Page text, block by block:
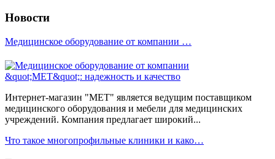
Новости
Медицинское оборудование от компании …
Интернет-магазин "МЕТ" является ведущим поставщиком
медицинского оборудования и мебели для медицинских
учреждений. Компания предлагает широкий...
Что такое многопрофильные клиники и како…